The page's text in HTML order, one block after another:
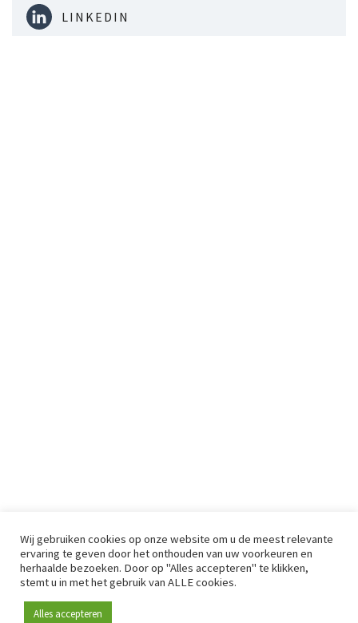
LINKEDIN
Wij gebruiken cookies op onze website om u de meest relevante
ervaring te geven door het onthouden van uw voorkeuren en
herhaalde bezoeken. Door op "Alles accepteren" te klikken,
stemt u in met het gebruik van ALLE cookies.
Alles accepteren